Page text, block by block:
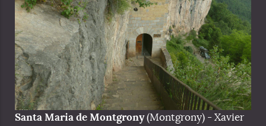
Santa Maria de Montgrony(Montgrony) - Xavier